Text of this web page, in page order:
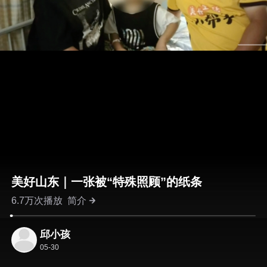
美好山东｜一张被“特殊照顾”的纸条
6.7万次播放简介
邱小孩
05-30